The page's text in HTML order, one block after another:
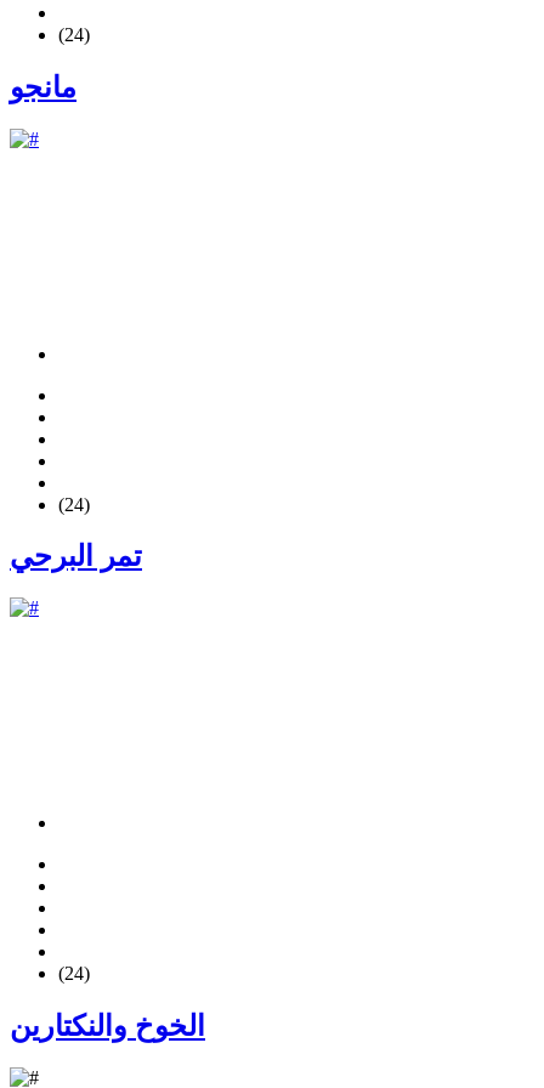
(24)
مانجو
(24)
تمر البرحي
(24)
الخوخ والنكتارين